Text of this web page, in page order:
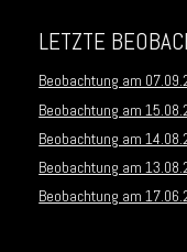
LETZTE
Beobachtung am
Beobachtung am
Beobachtung am
Beobachtung am
Beobachtung am